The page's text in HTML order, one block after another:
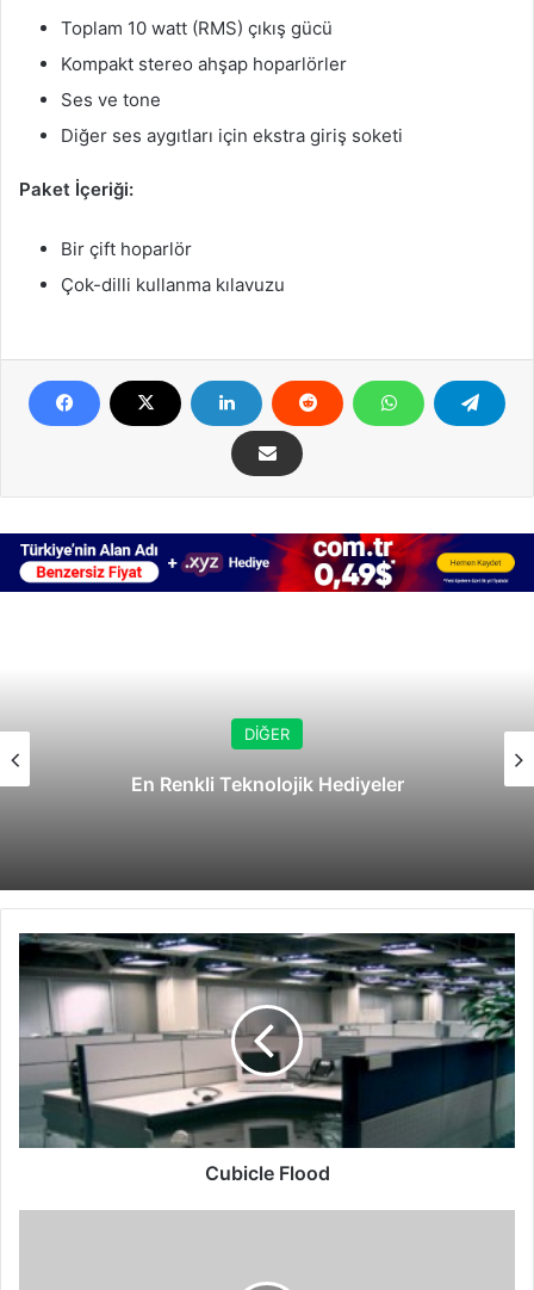
Toplam 10 watt (RMS) çıkış gücü
Kompakt stereo ahşap hoparlörler
Ses ve tone
Diğer ses aygıtları için ekstra giriş soketi
Paket İçeriği:
Bir çift hoparlör
Çok-dilli kullanma kılavuzu
DİĞER
En Renkli Teknolojik Hediyeler
Cubicle
Flood
Cubicle Flood